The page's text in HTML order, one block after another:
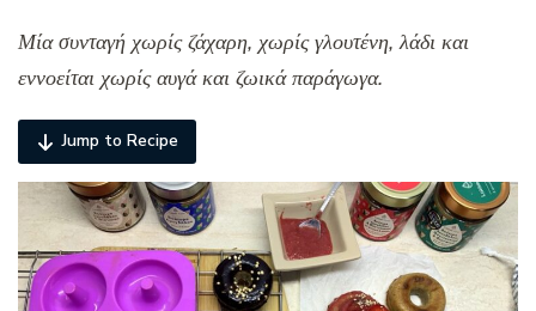
Μία συνταγή χωρίς ζάχαρη, χωρίς γλουτένη, λάδι και
εννοείται χωρίς αυγά και ζωικά παράγωγα.
Jump to Recipe